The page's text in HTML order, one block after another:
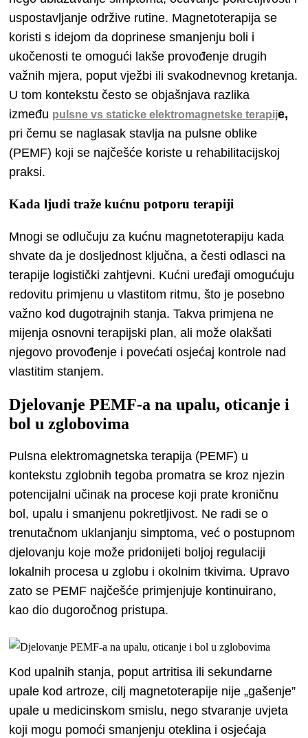
uspostavljanje održive rutine. Magnetoterapija se
koristi s idejom da doprinese smanjenju boli i
ukočenosti te omogući lakše provođenje drugih
važnih mjera, poput vježbi ili svakodnevnog kretanja.
U tom kontekstu često se objašnjava razlika
između pulsne vs staticke elektromagnetske terapije,
pri čemu se naglasak stavlja na pulsne oblike
(PEMF) koji se najčešće koriste u rehabilitacijskoj
praksi.
Kada ljudi traže kućnu potporu terapiji
Mnogi se odlučuju za kućnu magnetoterapiju kada
shvate da je dosljednost ključna, a česti odlasci na
terapije logistički zahtjevni. Kućni uređaji omogućuju
redovitu primjenu u vlastitom ritmu, što je posebno
važno kod dugotrajnih stanja. Takva primjena ne
mijenja osnovni terapijski plan, ali može olakšati
njegovo provođenje i povećati osjećaj kontrole nad
vlastitim stanjem.
Djelovanje PEMF-a na upalu, oticanje i
bol u zglobovima
Pulsna elektromagnetska terapija (PEMF) u
kontekstu zglobnih tegoba promatra se kroz njezin
potencijalni učinak na procese koji prate kroničnu
bol, upalu i smanjenu pokretljivost. Ne radi se o
trenutačnom uklanjanju simptoma, već o postupnom
djelovanju koje može pridonijeti boljoj regulaciji
lokalnih procesa u zglobu i okolnim tkivima. Upravo
zato se PEMF najčešće primjenjuje kontinuirano,
kao dio dugoročnog pristupa.
Kod upalnih stanja, poput artritisa ili sekundarne
upale kod artroze, cilj magnetoterapije nije „gašenje”
upale u medicinskom smislu, nego stvaranje uvjeta
koji mogu pomoći smanjenju oteklina i osjećaja